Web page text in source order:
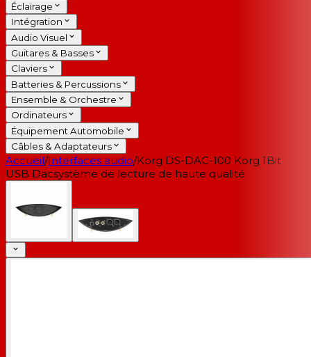
Éclairage
Intégration
Audio Visuel
Guitares & Basses
Claviers
Batteries & Percussions
Ensemble & Orchestre
Ordinateurs
Équipement Automobile
Câbles & Adaptateurs
Accueil/Interfaces audio/Korg DS-DAC-100 Korg 1Bit
USB Dacsystème de lecture de haute qualité